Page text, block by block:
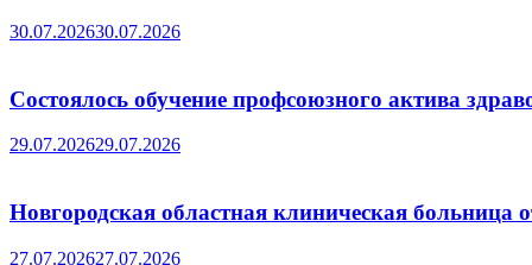
30.07.202630.07.2026
Состоялось обучение профсоюзного актива
29.07.202629.07.2026
Новгородская областная клиническая больница
27.07.202627.07.2026